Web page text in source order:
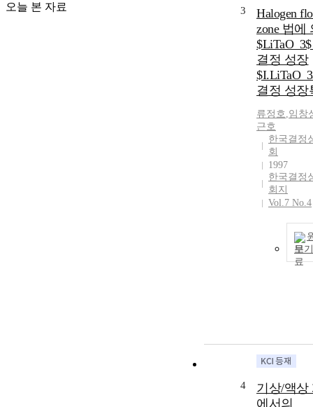
오늘 본 자료 3
Halogen
zone 법에
결정 성장
결정 성장
류정호,임창
근호
한국결정
회
1997
한국결정
회지
Vol.7 No.4
보기
4
기상/액상
에서의